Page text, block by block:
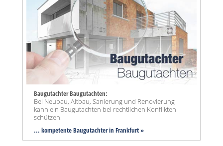
Baugutachter Baugutachten:
Bei Neubau, Altbau, Sanierung und Renovierung
kann ein Baugutachten bei rechtlichen Konflikten
schützen.
... kompetente Baugutachter in Frankfurt »